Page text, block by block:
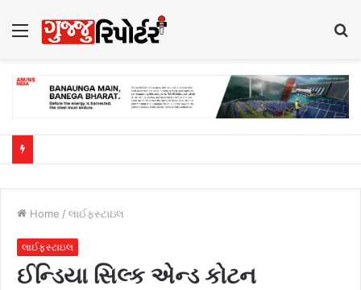
Menu
Home / લાઈફસ્ટાઇલ
લાઈફસ્ટાઇલ
ઈન્ડિયા સિલ્ક એન્ડ કોટન